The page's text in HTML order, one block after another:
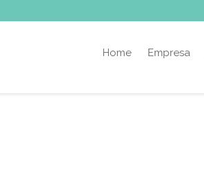
Home Empresa